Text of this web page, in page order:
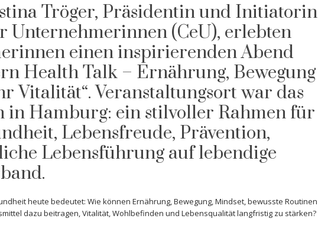
Tröger, Präsidentin und Initiatorin
Unternehmerinnen (CeU), erlebten
einen inspirierenden Abend
Health Talk – Ernährung, Bewegung
Vitalität“. Veranstaltungsort war das
in Hamburg: ein stilvoller Rahmen für
Lebensfreude, Prävention,
Lebensführung auf lebendige
heute bedeutet: Wie können Ernährung, Bewegung, Mindset, bewusste Routinen
dazu beitragen, Vitalität, Wohlbefinden und Lebensqualität langfristig zu stärken?